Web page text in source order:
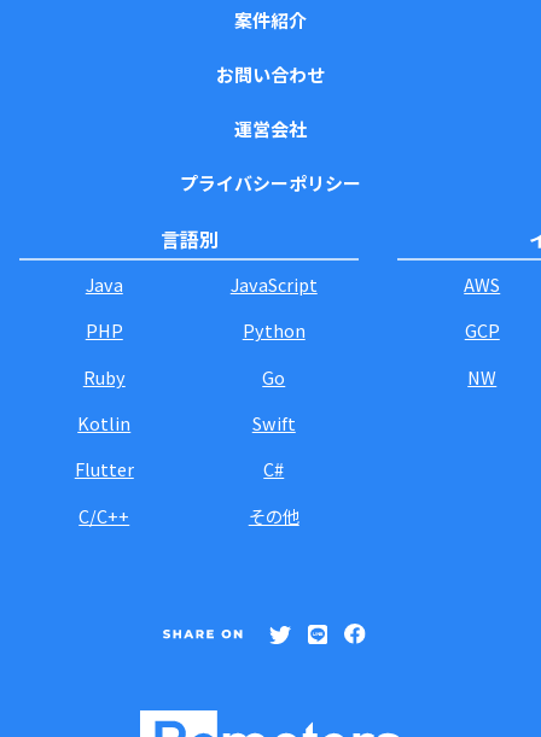
案件紹介
お問い合わせ
運営会社
プライバシーポリシー
言語別
Java
JavaScript
PHP
Python
Ruby
Go
Kotlin
Swift
Flutter
C#
C/C++
その他
AWS
GCP
NW